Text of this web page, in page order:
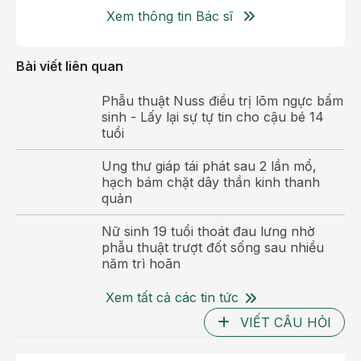
Điều dưỡng xây dựng phương án điều trị chi tiết.
Toàn bộ dữ liệu chẩn đoán hình ảnh được phân tích
cẩn thận nhằm xác định đường tiếp cận tối ưu, đánh
giá mối liên quan giữa khối u với cột sống, thần kinh
và hệ thống mạch máu, đồng thời chuẩn bị các
phương án xử trí trong trường hợp phát sinh tình
Xem thông tin Bác sĩ
Bài viết liên quan
Phẫu thuật Nuss điều trị lõm ngực bẩm
sinh - Lấy lại sự tự tin cho cậu bé 14
tuổi
Ung thư giáp tái phát sau 2 lần mổ,
hạch bám chặt dây thần kinh thanh
quản
Nữ sinh 19 tuổi thoát đau lưng nhờ
phẫu thuật trượt đốt sống sau nhiều
năm trì hoãn
Xem tất cả các tin tức
VIẾT CÂU HỎI